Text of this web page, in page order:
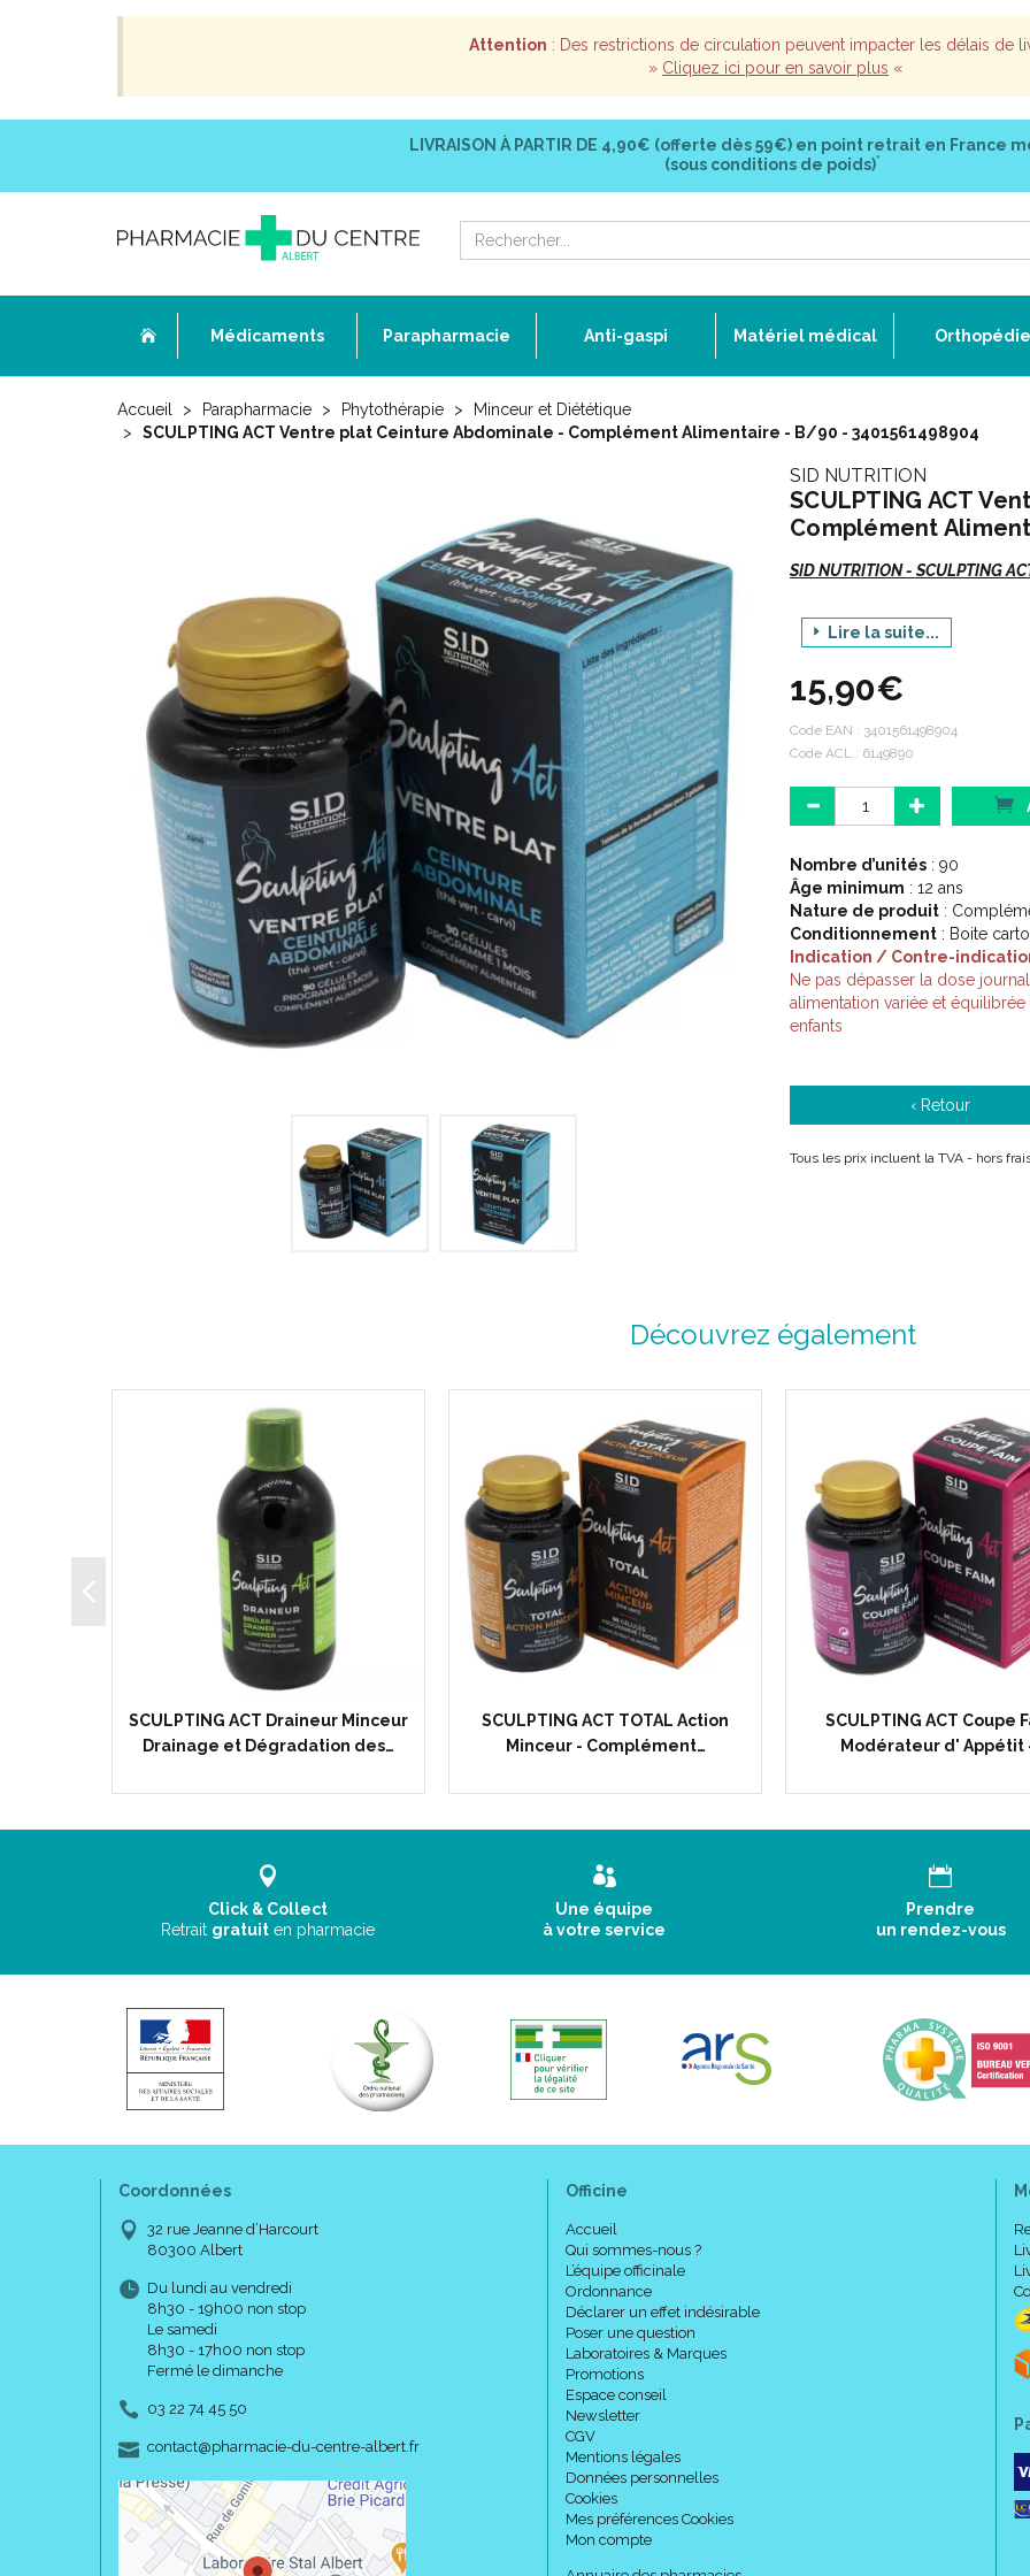
Attention : Des restrictions de circulation peuvent impacter les délais de
» Cliquez ici pour en savoir plus «
LIVRAISON À PARTIR DE 4,90€ (offerte dès 59€) en point retrait en France
(sous conditions de poids)*
Médicaments Parapharmacie Anti-gaspi Matériel médical Orthopédie
Accueil Parapharmacie Phytothérapie
Minceur et Diététique
SCULPTING ACT Ventre plat Ceinture Abdominale - Complément Alimentaire - B/90 - 3401561498904
SID NUTRITION
SCULPTING ACT
Complément
SID NUTRITION - SCULPTING
Indications :
Ceinture Abdominale
Complément alimentaire à base
lyophilisées.
La formule de SCULPTING ACT
Les bactéries lactiques, l'
pour favoriser un bon transit
Précautions d' emploi :
Ce complément alimentaire
en période d’ allaitement. Il
équilibrée, et à un mode de
Contient de la caféine (18
femmes enceintes.
Ce produit est à conserver à
TENIR HORS DE PORTÉE
Ne pas dépasser la dose
Composition :
Extrait de feuille de thé vert
verum) ; poudre de fruit de
coriandre (Coriandrum
longum, Lactobacillus
Bifidobacterium infantis -
Extrait de thé vert
dont polyphénols
Extrait de carvi
Bactéries lactiques
dont Bifidobacterium
Lire la suite...
15,90€
Code EAN : 3401561498904
Code ACL : 6149890
Nombre d’unités : 90
Âge minimum : 12 ans
Nature de produit :
Conditionnement : Boite
Indication / Contre-
Ne pas dépasser la dose
alimentation variée et
enfants
‹ Retour
Tous les prix incluent la TVA - hors
Découvrez également
SCULPTING ACT Draineur Minceur
Drainage et Dégradation des…
SCULPTING ACT TOTAL Action
Minceur - Complément…
SCULPTING ACT Coupe
Modérateur d' Appétit
Click & Collect
Retrait gratuit en pharmacie
Une équipe
à votre service
Prendre
un rendez-vous
Coordonnées
32 rue Jeanne d’Harcourt
80300 Albert
Du lundi au vendredi
8h30 - 19h00 non stop
Le samedi
8h30 - 17h00 non stop
Fermé le dimanche
03 22 74 45 50
contact-
@-
pharmacie-du-centre-albert.fr
Officine
Accueil
Qui sommes-nous ?
L’équipe officinale
Ordonnance
Déclarer un effet indésirable
Poser une question
Laboratoires & Marques
Promotions
Espace conseil
Newsletter
CGV
Mentions légales
Données personnelles
Cookies
Mes préférences Cookies
Mon compte